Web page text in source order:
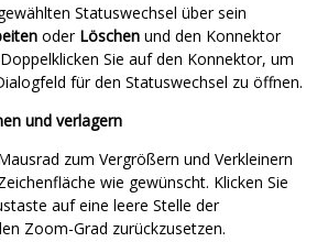
Statuswechsel über sein
oder Löschen und den Konnektor
Sie auf den Konnektor, um
für den Statuswechsel zu öffnen.
und verlagern
zum Vergrößern und Verkleinern
wie gewünscht. Klicken Sie
auf eine leere Stelle der
Zoom-Grad zurückzusetzen.